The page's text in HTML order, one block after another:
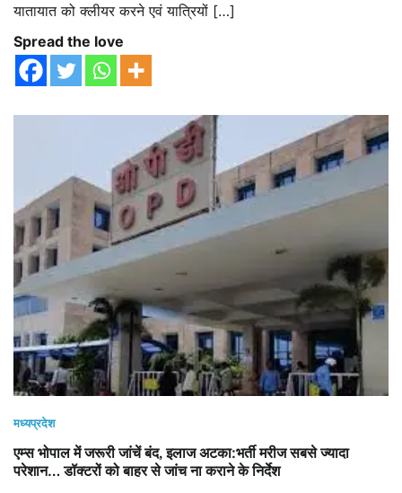
यातायात को क्लीयर करने एवं यात्रियों […]
Spread the love
मध्यप्रदेश
एम्स भोपाल में जरूरी जांचें बंद, इलाज अटका:​​​​​​​भर्ती मरीज सबसे ज्यादा
परेशान… डॉक्टरों को बाहर से जांच ना कराने के निर्देश